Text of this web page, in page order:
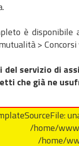
è disponibile
>
del servizio di
che già ne
/home/
/home/